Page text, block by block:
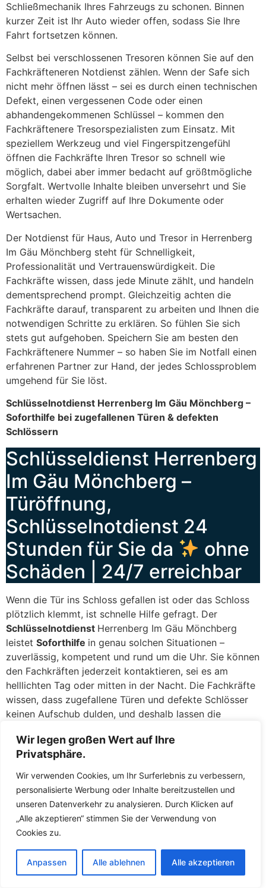
Wir legen großen Wert auf Ihre
Privatsphäre.
Wir verwenden Cookies, um Ihr Surferlebnis zu verbessern,
personalisierte Werbung oder Inhalte bereitzustellen und
unseren Datenverkehr zu analysieren. Durch Klicken auf
„Alle akzeptieren“ stimmen Sie der Verwendung von
Cookies zu.
Anpassen Alle ablehnen Alle akzeptieren
Schließmechanik Ihres Fahrzeugs zu schonen. Binnen
kurzer Zeit ist Ihr Auto wieder offen, sodass Sie Ihre
Fahrt fortsetzen können.
Selbst bei verschlossenen Tresoren können Sie auf den
Fachkräfteneren Notdienst zählen. Wenn der Safe sich
nicht mehr öffnen lässt – sei es durch einen technischen
Defekt, einen vergessenen Code oder einen
abhandengekommenen Schlüssel – kommen den
Fachkräftenere Tresorspezialisten zum Einsatz. Mit
speziellem Werkzeug und viel Fingerspitzengefühl
öffnen die Fachkräfte Ihren Tresor so schnell wie
möglich, dabei aber immer bedacht auf größtmögliche
Sorgfalt. Wertvolle Inhalte bleiben unversehrt und Sie
erhalten wieder Zugriff auf Ihre Dokumente oder
Wertsachen.
Der Notdienst für Haus, Auto und Tresor in Herrenberg
Im Gäu Mönchberg steht für Schnelligkeit,
Professionalität und Vertrauenswürdigkeit. Die
Fachkräfte wissen, dass jede Minute zählt, und handeln
dementsprechend prompt. Gleichzeitig achten die
Fachkräfte darauf, transparent zu arbeiten und Ihnen die
notwendigen Schritte zu erklären. So fühlen Sie sich
stets gut aufgehoben. Speichern Sie am besten den
Fachkräftenere Nummer – so haben Sie im Notfall einen
erfahrenen Partner zur Hand, der jedes Schlossproblem
umgehend für Sie löst.
Schlüsselnotdienst Herrenberg Im Gäu Mönchberg –
Soforthilfe bei zugefallenen Türen & defekten
Schlössern
Schlüsseldienst Herrenberg
Im Gäu Mönchberg –
Türöffnung,
Schlüsselnotdienst 24
Stunden für Sie da
ohne
Schäden | 24/7 erreichbar
Wenn die Tür ins Schloss gefallen ist oder das Schloss
plötzlich klemmt, ist schnelle Hilfe gefragt. Der
Schlüsselnotdienst Herrenberg Im Gäu Mönchberg
leistet Soforthilfe in genau solchen Situationen –
zuverlässig, kompetent und rund um die Uhr. Sie können
den Fachkräften jederzeit kontaktieren, sei es am
helllichten Tag oder mitten in der Nacht. Die Fachkräfte
wissen, dass zugefallene Türen und defekte Schlösser
keinen Aufschub dulden, und deshalb lassen die
Fachkräfte innerhalb kürzester Zeit bei Ihnen, um das
Problem zu beheben und Ihnen wieder Zutritt zu
ermöglichen.
Zugefallene Türen: Eine Sekunde unaufmerksam, und die
Tür fällt ins Schloss, während der Schlüssel noch
drinnen liegt – ein Missgeschick, das jedem passieren
kann. Keine Panik: Dere geschulten Mitarbeiter öffnen
zugefalleneTürenin Herrenberg Im Gäu Mönchberg
täglich und haben hierfür routinierte Handgriffe. Meist
gelingt es den Fachkräften, die Tür ohne jegliche